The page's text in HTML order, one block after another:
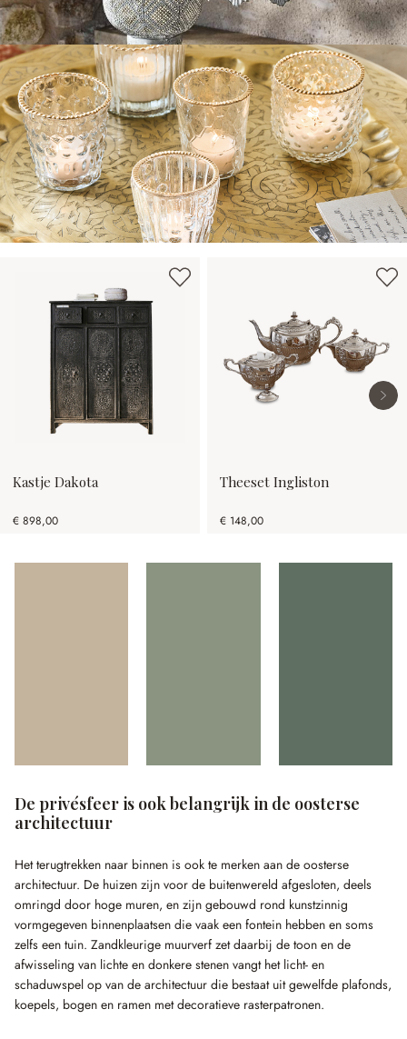
Kastje Dakota
€ 898,00
Theeset Ingliston
€ 148,00
De privésfeer is ook belangrijk in de oosterse
architectuur
Het terugtrekken naar binnen is ook te merken aan de oosterse
architectuur. De huizen zijn voor de buitenwereld afgesloten, deels
omringd door hoge muren, en zijn gebouwd rond kunstzinnig
vormgegeven binnenplaatsen die vaak een fontein hebben en soms
zelfs een tuin. Zandkleurige muurverf zet daarbij de toon en de
afwisseling van lichte en donkere stenen vangt het licht- en
schaduwspel op van de architectuur die bestaat uit gewelfde plafonds,
koepels, bogen en ramen met decoratieve rasterpatronen.